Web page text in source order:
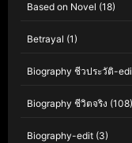
Based on Novel (18)
Betrayal (1)
Biography ชีวประวัติ-
Biography ชีวิตจริง (108)
Biography-edit (3)